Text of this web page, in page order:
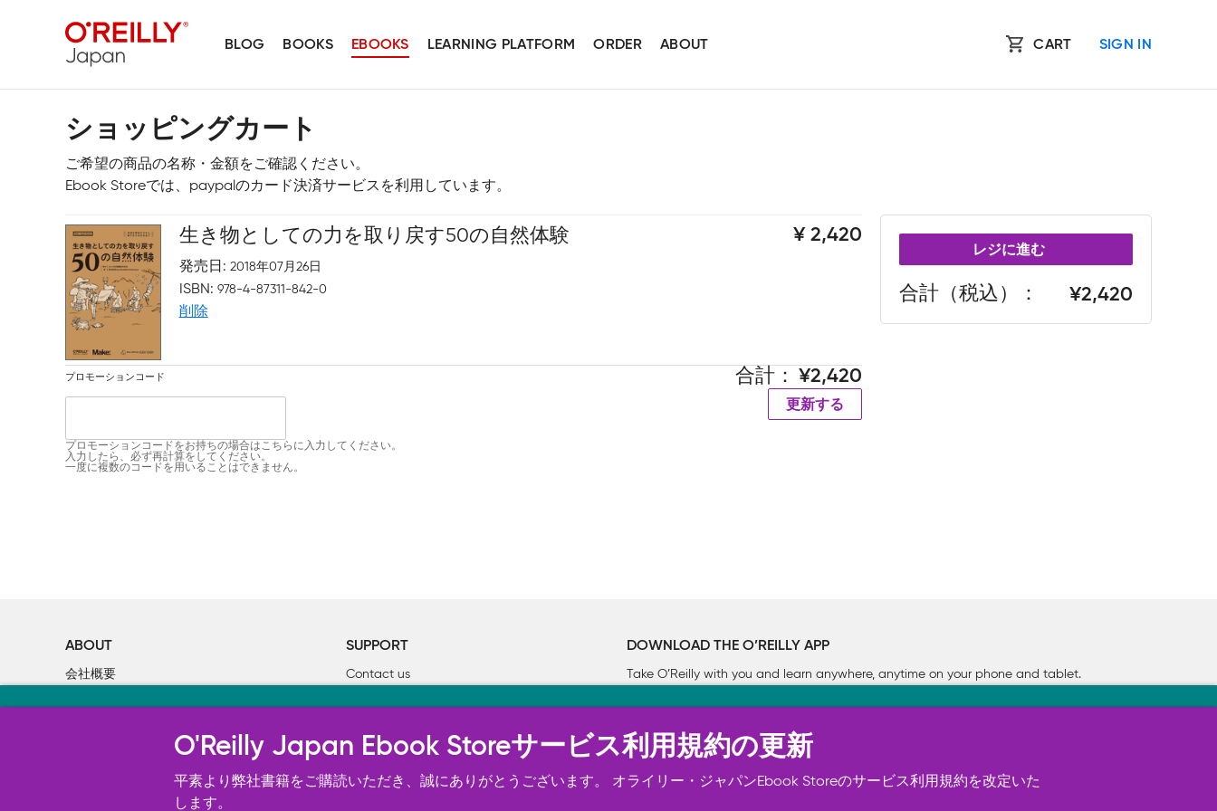
BLOG BOOKS EBOOKS LEARNING PLATFORM ORDER ABOUT CART SIGN IN
ショッピングカート
ご希望の商品の名称・金額をご確認ください。
Ebook Storeでは、paypalのカード決済サービスを利用しています。
生き物としての力を取り戻す50の自然体験
発売日 2018年07月26日
ISBN 978-4-87311-842-0
削除
2,420
プロモーションコード
プロモーションコードをお持ちの場合はこちらに入力してください。
入力したら、必ず再計算をしてください。
一度に複数のコードを用いることはできません。
合計 2,420
更新する
レジに進む
合計（税込） 2,420
ABOUT
会社概要
SUPPORT
Contact us
DOWNLOAD THE O’REILLY APP
Take O’Reilly with you and learn anywhere, anytime on your phone and tablet.
オライリー・ジャパンのWeb サイトは正常に機能するためにいくつかの Cookie を必要とします（必須）。 このほか、サイト使用状
況の分析、ユーザー・エクスペリエンスの向上、広告宣伝のために、お客様の同意を得て、その他の Cookie を使用することがありま
す。 詳細については
O'Reilly Japan Ebook Storeサービス利用規約の更新
平素より弊社書籍をご購読いただき、誠にありがとうございます。 オライリー・ジャパンEbook Storeのサービス利用規約を改定いた
します。